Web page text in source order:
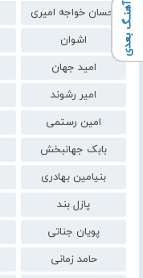
احسان خواجه امیری
اشوان
امید جهان
امیر رشوند
امین رستمی
بابک جهانبخش
بنیامین بهادری
پازل بند
پویان جناتی
حامد زمانی
آهنـگ بعدی